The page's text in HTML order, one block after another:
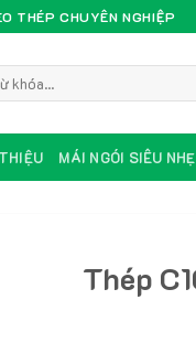
THÉP CHUYÊN NGHIỆP
MÁI NGÓI SIÊU NHẸ
Thép